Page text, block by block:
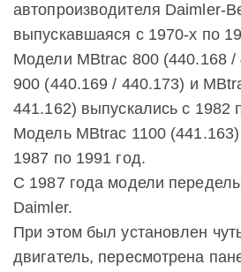
автопроизводителя Daimler-
выпускавшаяся с 1970-х по
Модели MBtrac 800 (440.168 /
900 (440.169 / 440.173) и
441.162) выпускались с 1982
Модель MBtrac 1100
1987 по 1991 год.
С 1987 года модели
Daimler.
При этом был установлен
двигатель, пересмотрена